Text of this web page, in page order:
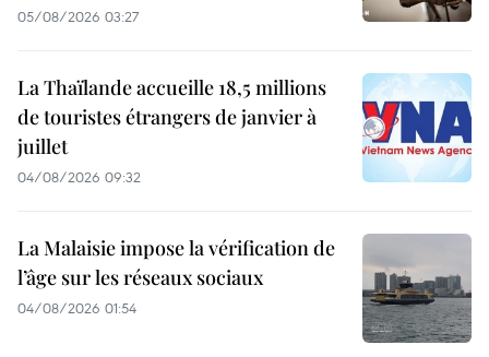
05/08/2026 03:27
La Thaïlande accueille 18,5 millions
de touristes étrangers de janvier à
juillet
04/08/2026 09:32
La Malaisie impose la vérification de
l’âge sur les réseaux sociaux
04/08/2026 01:54